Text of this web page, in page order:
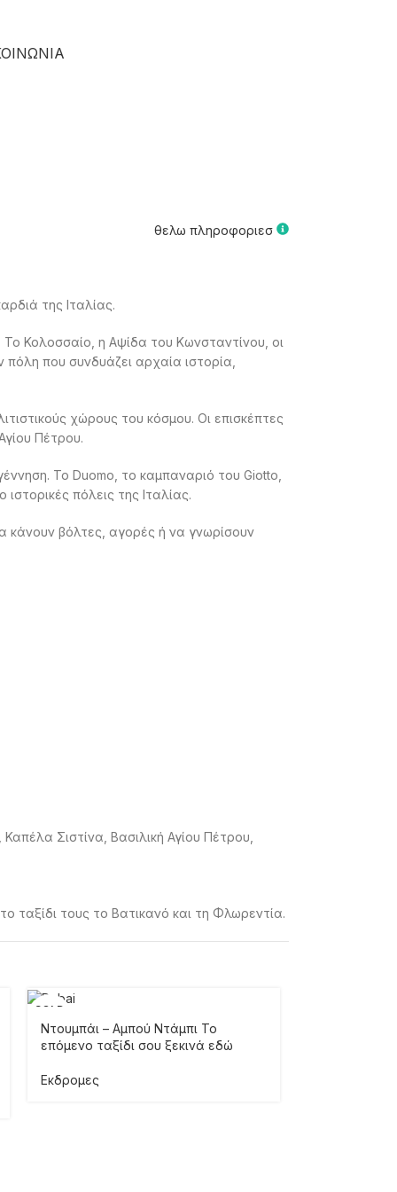
θελω πληροφοριεσ
της Ιταλίας.
Κολοσσαίο, η Αψίδα του Κωνσταντίνου, οι
που συνδυάζει αρχαία ιστορία,
χώρους του κόσμου. Οι επισκέπτες
Πέτρου.
Το Duomo, το καμπαναριό του Giotto,
πόλεις της Ιταλίας.
κάνουν βόλτες, αγορές ή να γνωρίσουν
Σιστίνα, Βασιλική Αγίου Πέτρου,
ταξίδι τους το Βατικανό και τη Φλωρεντία.
SOLD
OUT
Ντουμπάι – Αμπού Ντάμπι Το
επόμενο ταξίδι σου ξεκινά εδώ
Εκδρομες